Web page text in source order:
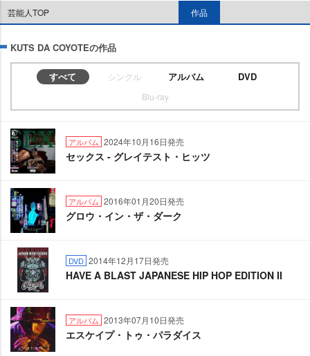
芸能人TOP 作品
KUTS DA COYOTEの作品
すべて シングル アルバム DVD
Blu-ray
アルバム 2024年10月16日発売
セックス - グレイテスト・ヒッツ
アルバム 2016年01月20日発売
グロウ・イン・ザ・ダーク
DVD 2014年12月17日発売
HAVE A BLAST JAPANESE HIP HOP EDITION II
アルバム 2013年07月10日発売
エスケイプ・トゥ・パラダイス